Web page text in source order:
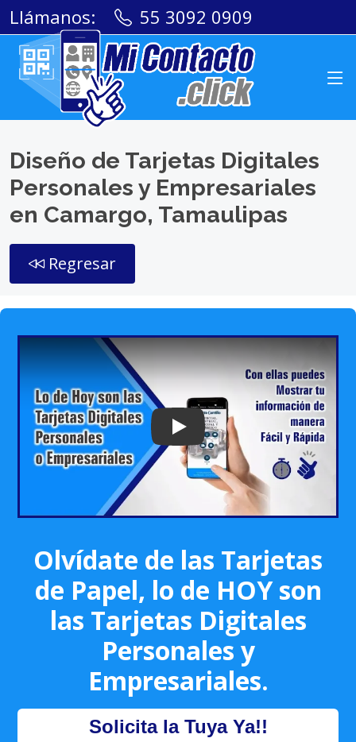
Llámanos: 55 3092 0909
Diseño de Tarjetas Digitales
Personales y Empresariales
en Camargo, Tamaulipas
Regresar
Play: Keynote (Google I/O '18)
Olvídate de las Tarjetas
de Papel, lo de HOY son
las Tarjetas Digitales
Personales y
Empresariales.
Solicita la Tuya Ya!!